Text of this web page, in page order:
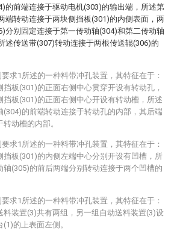
的前端连接于驱动电机(303)的输出端，所述第
端转动连接于两块侧挡板(301)的内侧表面，两
分别固定连接于第一传动轴(304)和第二传动轴
述传送带(307)转动连接于两根传送辊(306)的
求1所述的一种料带冲孔装置，其特征在于：
挡板(301)的正面右侧中心贯穿开设有转动孔，
挡板(301)的正面右侧中心开设有转动槽，所述
(304)的前端转动连接于转动孔的内部，其后端
动槽的内部。
求1所述的一种料带冲孔装置，其特征在于：
挡板(301)的内侧左端中心分别开设有凹槽，所
轴(305)的前后两端分别转动连接于两个凹槽的
求1所述的一种料带冲孔装置，其特征在于：
料装置(3)共有两组，另一组自动送料装置(3)设
的上表面左侧。